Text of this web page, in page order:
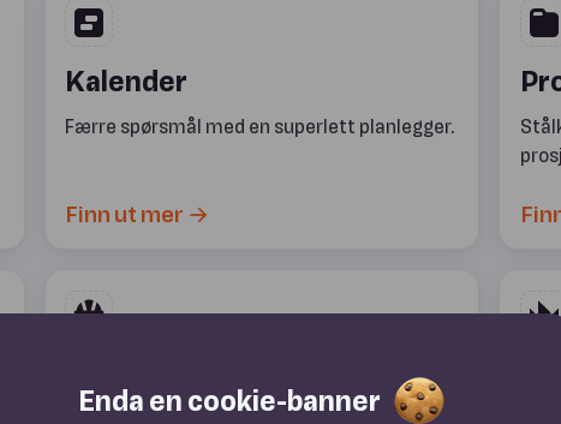
Kalender
Færre spørsmål med en superlett planlegger.
Finn ut mer →
Et superlett HMS-verktøy og et HMS-team
Vi
Enda en cookie-banner